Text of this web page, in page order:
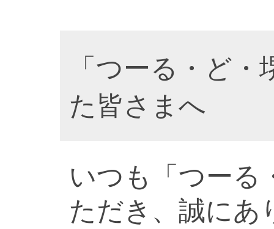
「つーる・ど
た皆さまへ
いつも「つーる
ただき、誠にあ